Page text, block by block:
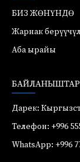
БИЗ ЖӨНҮНДӨ
Жарнак
Аба ырайы
БАЙЛАНЫШТАР
Дарек:
Телефон: +996
WhatsApp: +996